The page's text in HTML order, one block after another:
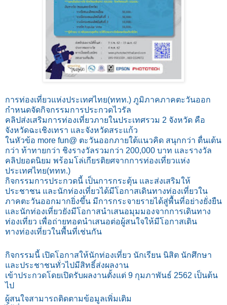
การท่องเที่ยวแห่งประเทศไทย(ททท.) ภูมิภาคภาคตะวันออก
กำหนดจัดกิจกรรมการประกวดไวรัล
คลิปส่งเสริมการท่องเที่ยวภายในประเทศรวม 2 จังหวัด คือ
จังหวัดฉะเชิงเทรา และจังหวัดสระแก้ว
ในหัวข้อ more fun@ ตะวันออกภายใต้แนวคิด สนุกกว่า ตื่นเต้น
กว่า ท้าทายกว่า ชิงรางวัลรวมกว่า 200,000 บาท และรางวัล
คลิปยอดนิยม พร้อมโล่เกียรติยศจากการท่องเที่ยวแห่ง
ประเทศไทย(ททท.)
กิจกรรมการประกวดนี้ เป็นการกระตุ้น และส่งเสริมให้
ประชาชน และนักท่องเที่ยวได้มีโอกาสเดินทางท่องเที่ยวใน
ภาคตะวันออกมากยิ่งขึ้น มีการกระจายรายได้สู่พื้นที่อย่างยั่งยืน
และนักท่องเที่ยวยังมีโอกาสนำเสนอมุมมองจากการเดินทาง
ท่องเที่ยว เพื่อถ่ายทอดนำเสนอต่อผู้สนใจให้มีโอกาสเดิน
ทางท่องเที่ยวในพื้นที่เช่นกัน
กิจกรรมนี้ เปิดโอกาสให้นักท่องเที่ยว นักเรียน นิสิต นักศึกษา
และประชาชนทั่วไปมีสิทธิ์ส่งผลงาน
เข้าประกวดโดยเปิดรับผลงานตั้งแต่ 9 กุมภาพันธ์ 2562 เป็นต้น
ไป
ผู้สนใจสามารถติดตามข้อมูลเพิ่มเติม